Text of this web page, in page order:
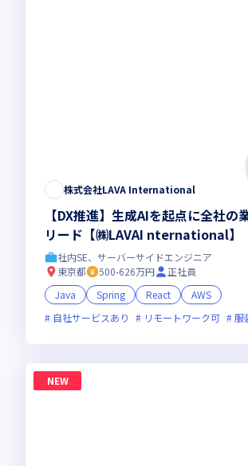
株式会社LAVA International
【DX推進】生成AIを起点に全社の
リード【㈱LAVAI nternational】
社内SE、サーバーサイドエンジニア
東京都
500-626万円
正社員
Java
Spring React
AWS
自社サービスあり
リモートワーク可 服
NEW